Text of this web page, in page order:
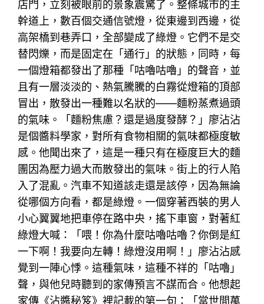
店門，立刻被眼前的景象震驚了。整條城市的主
幹道上，數百個交通信號燈，從東邊到西邊，從
高架橋到巷弄口，全部變成了綠燈。它們不是交
替閃爍，而是固定在「通行」的狀態，同時，每
一個燈箱都發出了那種「咕嚕咕嚕」的聲音，並
且有一層淡淡的、熱氣騰騰的白霧從燈箱的頂部
冒出，散發出一種難以名狀的——麵粉蒸煮過頭
的氣味。「麵粉焦慮？還是過度發酵？」廖沾沾
是個醬料學家，對所有食物相關的氣味都極度敏
感。他聞出來了，這是一種只有在極度巨大的麵
團因為壓力過大而散發出的氣味。街上的行人陷
入了混亂。汽車不知道該走還是該停，因為無論
從哪個方向看，都是綠燈。一個穿著西裝的男人
小心翼翼地把車停在路中央，搖下車窗，對著紅
綠燈大喊：「喂！你為什麼咕嚕咕嚕？你倒是紅
一下啊！我要向左轉！綠燈沒用啊！」廖沾沾感
覺到一陣心悸。這種氣味，這種不祥的「咕嚕」
聲，與他兒時聽到的家傳預言不謀而合。他想起
家傳《沾醬秘笈》裡記載的第一句：「當世間萬